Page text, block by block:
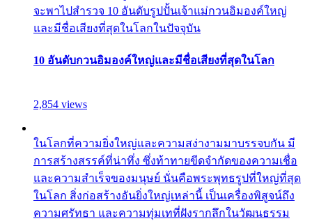
จะพาไปสำรวจ 10 อันดับรูปปั้นเจ้าแม่กวนอิมองค์ใหญ่
และมีชื่อเสียงที่สุดในโลกในปัจจุบัน
10 อันดับกวนอิมองค์ใหญ่และมีชื่อเสียงที่สุดในโลก
2,854 views
ในโลกที่ความยิ่งใหญ่และความสง่างามมาบรรจบกัน มี
การสร้างสรรค์ที่น่าทึ่ง ซึ่งท้าทายขีดจำกัดของความเชื่อ
และความสำเร็จของมนุษย์ นั่นคือพระพุทธรูปที่ใหญ่ที่สุด
ในโลก สิ่งก่อสร้างอันยิ่งใหญ่เหล่านี้ เป็นเครื่องพิสูจน์ถึง
ความศรัทธา และความทุ่มเทที่ฝังรากลึกในวัฒนธรรม